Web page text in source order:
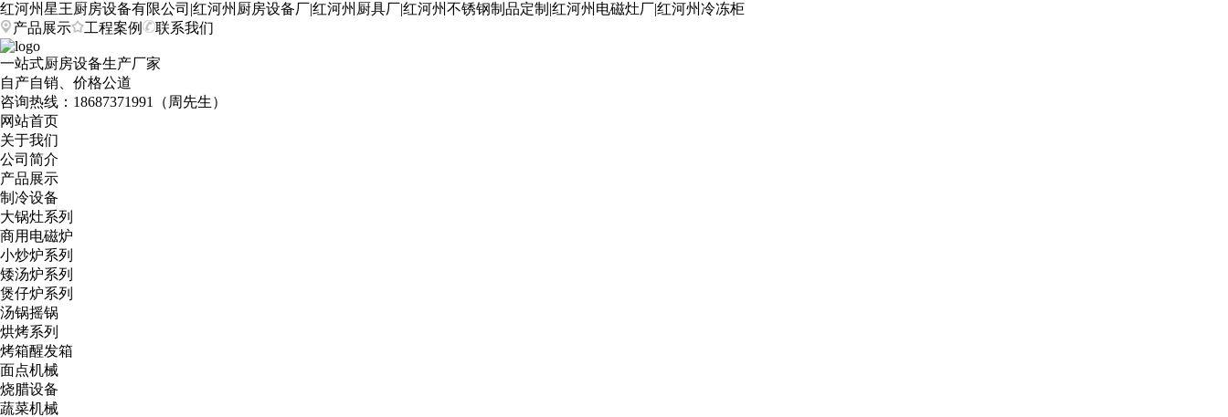
红河州星王厨房设备有限公司|红河州厨房设备厂|红河州厨具厂|红河州不锈钢制品定制|红河州电磁灶厂|红河州冷冻柜
产品展示
工程案例 联系我们
一站式厨房设备生产厂家
自产自销、价格公道
咨询热线： 18687371991（周先生）
网站首页
关于我们
公司简介
产品展示
制冷设备
大锅灶系列
商用电磁炉
小炒炉系列
矮汤炉系列
煲仔炉系列
汤锅摇锅
烘烤系列
烤箱醒发箱
面点机械
烧腊设备
蔬菜机械